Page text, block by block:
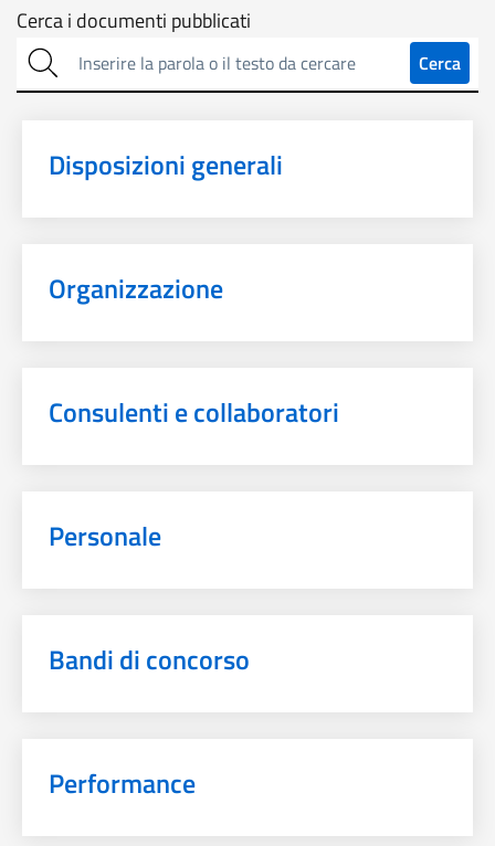
Cerca
sulla
Cerca i documenti pubblicati
Cerca
Disposizioni generali
Organizzazione
Consulenti e collaboratori
Personale
Bandi di concorso
Performance